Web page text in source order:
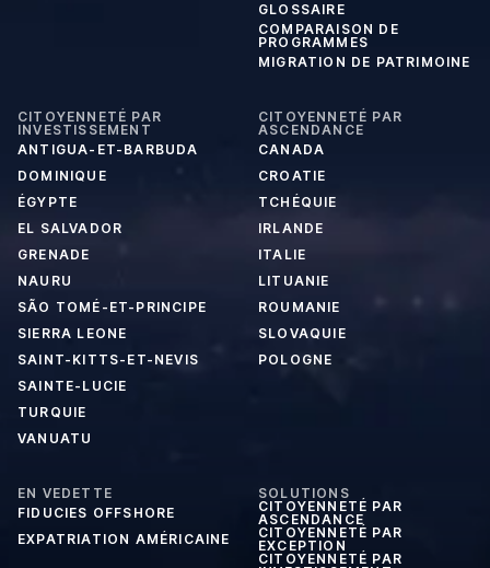
GLOSSAIRE
COMPARAISON DE
PROGRAMMES
MIGRATION DE PATRIMOINE
CITOYENNETÉ PAR
INVESTISSEMENT
ANTIGUA-ET-BARBUDA
DOMINIQUE
ÉGYPTE
EL SALVADOR
GRENADE
NAURU
SÃO TOMÉ-ET-PRINCIPE
SIERRA LEONE
SAINT-KITTS-ET-NEVIS
SAINTE-LUCIE
TURQUIE
VANUATU
CITOYENNETÉ PAR
ASCENDANCE
CANADA
CROATIE
TCHÉQUIE
IRLANDE
ITALIE
LITUANIE
ROUMANIE
SLOVAQUIE
POLOGNE
EN VEDETTE
FIDUCIES OFFSHORE
EXPATRIATION AMÉRICAINE
SOLUTIONS
CITOYENNETÉ PAR
ASCENDANCE
CITOYENNETÉ PAR
EXCEPTION
CITOYENNETÉ PAR